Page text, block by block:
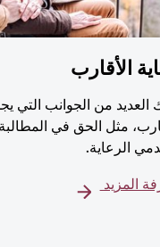
الأقارب
العديد من الجوانب التي
مثل الحق في
الرعاية.
المزيد